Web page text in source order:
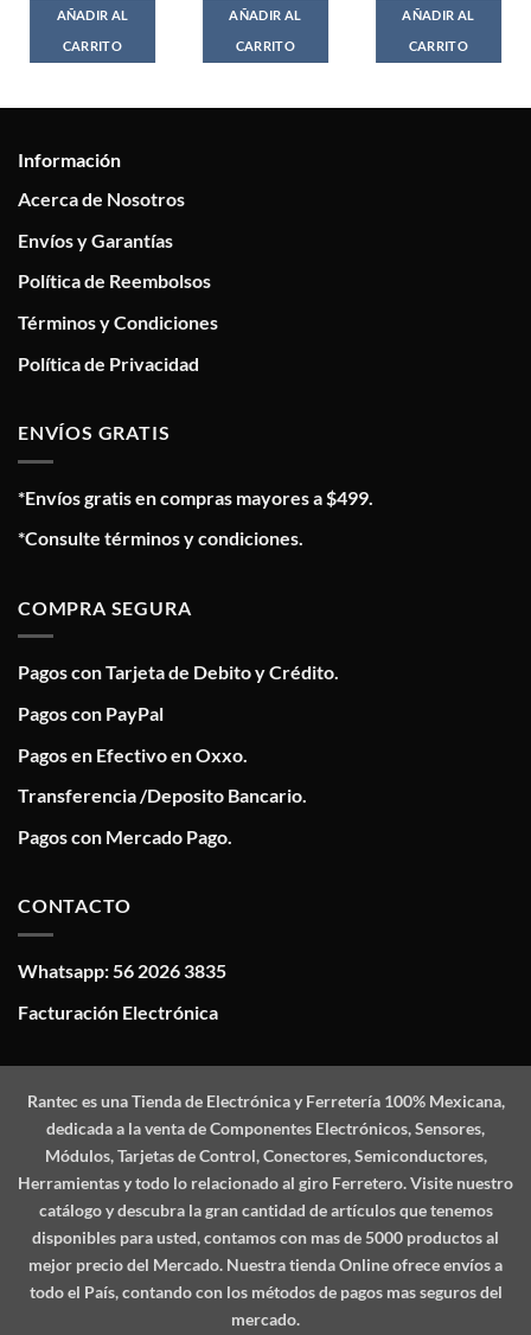
AÑADIR AL
CARRITO
AÑADIR AL
CARRITO
AÑADIR AL
CARRITO
Información
Acerca de Nosotros
Envíos y Garantías
Política de Reembolsos
Términos y Condiciones
Política de Privacidad
ENVÍOS GRATIS
*Envíos gratis en compras mayores a $499.
*Consulte términos y condiciones.
COMPRA SEGURA
Pagos con Tarjeta de Debito y Crédito.
Pagos con PayPal
Pagos en Efectivo en Oxxo.
Transferencia /Deposito Bancario.
Pagos con Mercado Pago.
CONTACTO
Whatsapp: 56 2026 3835
Facturación Electrónica
Ranteces una Tienda de Electrónica y Ferretería 100% Mexicana,
dedicada a la venta de Componentes Electrónicos, Sensores,
Módulos, Tarjetas de Control, Conectores, Semiconductores,
Herramientas y todo lo relacionado al giro Ferretero. Visite nuestro
catálogo y descubra la gran cantidad de artículos que tenemos
disponibles para usted, contamos con mas de 5000 productos al
mejor precio del Mercado. Nuestra tienda Online ofrece envíos a
todo el País, contando con los métodos de pagos mas seguros del
mercado.